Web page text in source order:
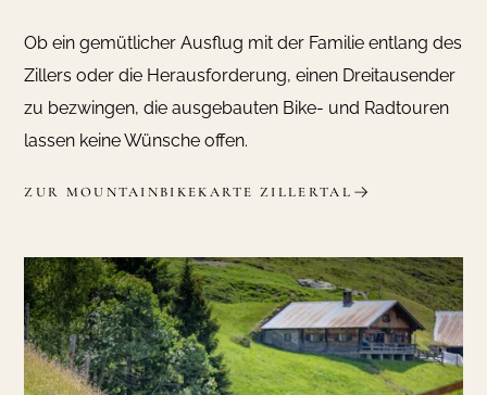
Ob ein gemütlicher Ausflug mit der Familie entlang des
Zillers oder die Herausforderung, einen Dreitausender
zu bezwingen, die ausgebauten Bike- und Radtouren
lassen keine Wünsche offen.
ZUR MOUNTAINBIKEKARTE ZILLERTAL